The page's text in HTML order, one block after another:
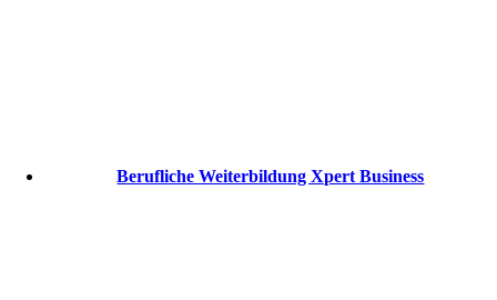
Berufliche Weiterbildung Xpert Business